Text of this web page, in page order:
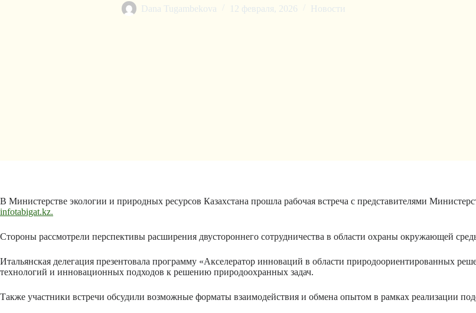
Dana Tugambekova 12 февраля, 2026 Новости
В Министерстве экологии и природных ресурсов Казахстана прошла рабочая встреча с представителями
infotabigat.kz.
Стороны рассмотрели перспективы расширения двустороннего сотрудничества в области охраны окружающей
Итальянская делегация презентовала программу «Акселератор инноваций в области природоориентированных
технологий и инновационных подходов к решению природоохранных задач.
Также участники встречи обсудили возможные форматы взаимодействия и обмена опытом в рамках реализации